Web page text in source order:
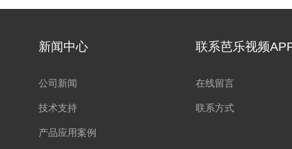
新闻中心
公司新闻
技术支持
产品应用案例
联系芭乐视频
在线留言
联系方式